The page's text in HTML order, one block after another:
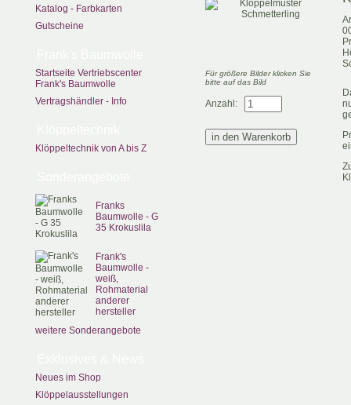
Katalog - Farbkarten
Gutscheine
Startseite Vertriebscenter
Frank's Baumwolle
Vertragshändler - Info
Klöppeltechnik von A bis Z
Franks
Baumwolle - G
35 Krokuslila
Frank's
Baumwolle -
weiß,
Rohmaterial
anderer
hersteller
weitere Sonderangebote
Neues im Shop
Klöppelausstellungen
Für größere Bilder klicken Sie
bitte auf das Bild
Anzahl: